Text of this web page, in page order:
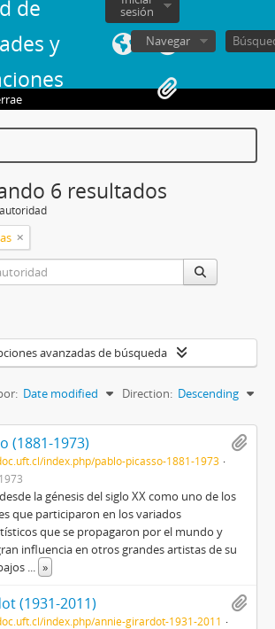
de
y
sesión
Navegar
6 resultados
avanzadas de búsqueda
Date modified Direction: Descending
(1881-1973)
index.php/pablo-picasso-1881-1973
la génesis del siglo XX como uno de los
que participaron en los variados
que se propagaron por el mundo y
influencia en otros grandes artistas de su
... »
(1931-2011)
index.php/annie-girardot-1931-2011